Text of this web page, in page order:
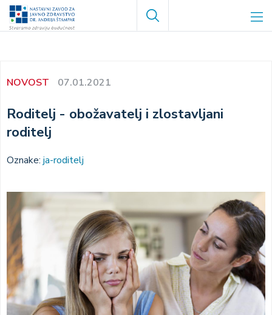
Skoči
Search
NOVOST 07.01.2021
Roditelj - obožavatelj i zlostavljani
roditelj
Oznake: ja-roditelj